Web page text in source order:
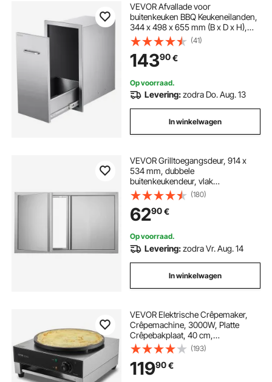
VEVOR Afvallade voor
buitenkeuken BBQ Keukeneilanden,
344 x 498 x 655 mm (B x D x H),
Opbergruimte voor binnen,
Multifunctionele roestvrijstalen
keukenladen voor
propaangasflessen, Max. 25 kg
(Geen afvalbakken)
(41)
14390€
Op voorraad.
Levering:zodra Do. Aug. 13
In winkelwagen
VEVOR Grilltoegangsdeur, 914 x
534 mm, dubbele
buitenkeukendeur, vlak
gemonteerde roestvrijstalen deur,
verticale wanddeur met intrekbare
handgrepen, voor grill-eiland,
grillstation, buitenkast
(180)
6290€
Op voorraad.
Levering:zodra Vr. Aug. 14
In winkelwagen
VEVOR Elektrische Crêpemaker,
Crêpemachine, 3000W, Platte
Crêpebakplaat, 40 cm,
Antiaanbakpan, Roestvrijstalen
Pannenkoekenmaker, Ronde
Ontbijtgranenpannenkoekenmaker,
Temperatuurregeling
(193)
11990€